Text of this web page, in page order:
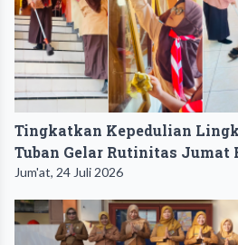
Tingkatkan Kepedulian
Tuban Gelar Rutinitas Jumat
Jum'at, 24 Juli 2026